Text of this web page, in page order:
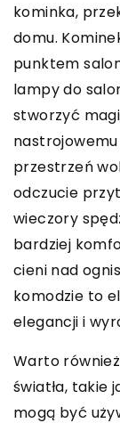
kominka,
domu.
punktem
lampy do
stworzyć
przestrzeń
odczucie
wieczory
bardziej
cieni nad
komodzie to
elegancji i
Warto
światła, takie
mogą być